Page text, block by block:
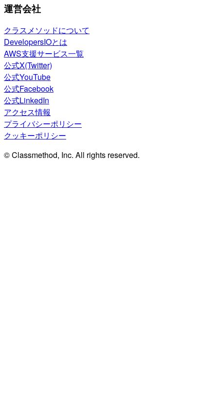
運営会社
クラスメソッドについて
DevelopersIOとは
AWS支援サービス一覧
公式X(Twitter)
公式YouTube
公式Facebook
公式LinkedIn
アクセス情報
プライバシーポリシー
クッキーポリシー
© Classmethod, Inc. All rights reserved.